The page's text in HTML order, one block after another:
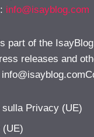
info@isayblog.com
part of the
releases and
Privacy (UE)
(UE)